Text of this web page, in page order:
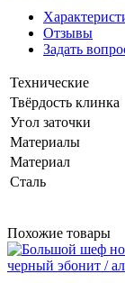
Отзывы
Задать
Технические
Твёрдость клинка
Угол заточки
Материалы
Материал
Сталь
Похожие товары